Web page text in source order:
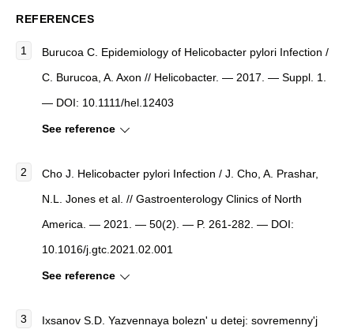
REFERENCES
Burucoa C. Epidemiology of Helicobacter pylori Infection /
C. Burucoa, A. Axon // Helicobacter. — 2017. — Suppl. 1.
— DOI: 10.1111/hel.12403
See reference
Cho J. Helicobacter pylori Infection / J. Cho, A. Prashar,
N.L. Jones et al. // Gastroenterology Clinics of North
America . — 2021. — 50(2). — P. 261-282. — DOI:
10.1016/j.gtc.2021.02.001
See reference
Ixsanov S.D. Yazvennaya bolezn' u detej: sovremenny'j